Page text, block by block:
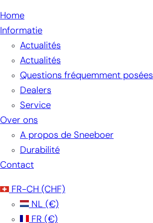
Home
Informatie
Actualités
Actualités
Questions fréquemment posées
Dealers
Service
Over ons
A propos de Sneeboer
Durabilité
Contact
FR-CH (CHF)
NL (€)
FR (€)